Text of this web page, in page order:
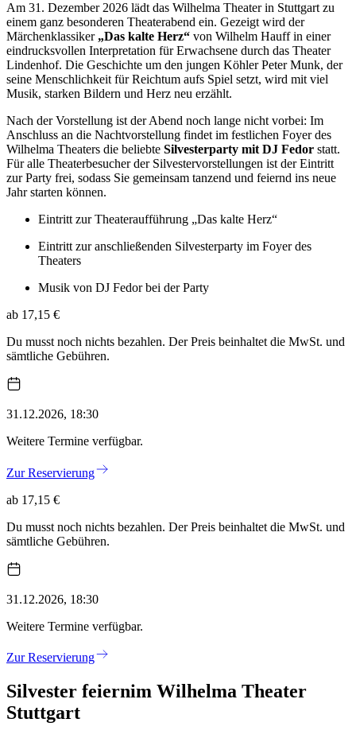
Am 31. Dezember 2026 lädt das Wilhelma Theater in Stuttgart zu
einem ganz besonderen Theaterabend ein. Gezeigt wird der
Märchenklassiker „Das kalte Herz“ von Wilhelm Hauff in einer
eindrucksvollen Interpretation für Erwachsene durch das Theater
Lindenhof. Die Geschichte um den jungen Köhler Peter Munk, der
seine Menschlichkeit für Reichtum aufs Spiel setzt, wird mit viel
Musik, starken Bildern und Herz neu erzählt.
Nach der Vorstellung ist der Abend noch lange nicht vorbei: Im
Anschluss an die Nachtvorstellung findet im festlichen Foyer des
Wilhelma Theaters die beliebte Silvesterparty mit DJ Fedor statt.
Für alle Theaterbesucher der Silvestervorstellungen ist der Eintritt
zur Party frei, sodass Sie gemeinsam tanzend und feiernd ins neue
Jahr starten können.
Eintritt zur Theateraufführung „Das kalte Herz“
Eintritt zur anschließenden Silvesterparty im Foyer des
Theaters
Musik von DJ Fedor bei der Party
ab 17,15 €
Du musst noch nichts bezahlen. Der Preis beinhaltet die MwSt. und
sämtliche Gebühren.
31.12.2026, 18:30
Weitere Termine verfügbar.
Zur Reservierung
ab 17,15 €
Du musst noch nichts bezahlen. Der Preis beinhaltet die MwSt. und
sämtliche Gebühren.
31.12.2026, 18:30
Weitere Termine verfügbar.
Zur Reservierung
Silvester feiernim Wilhelma Theater
Stuttgart